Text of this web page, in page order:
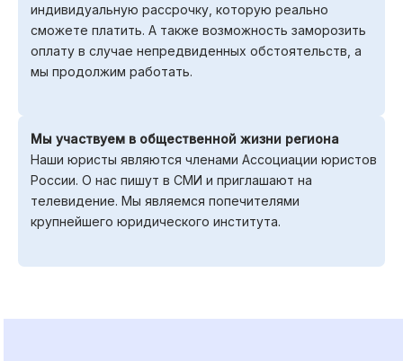
индивидуальную рассрочку, которую реально
сможете платить. А также возможность заморозить
оплату в случае непредвиденных обстоятельств, а
мы продолжим работать.
Мы участвуем в общественной жизни региона
Наши юристы являются членами Ассоциации юристов
России. О нас пишут в СМИ и приглашают на
телевидение. Мы являемся попечителями
крупнейшего юридического института.